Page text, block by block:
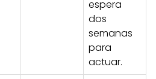
espera
dos
semanas
para
actuar.